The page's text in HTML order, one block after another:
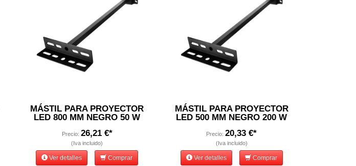
MÁSTIL PARA PROYECTOR
LED 800 MM NEGRO 50 W
Precio: 26,21 €*
(Iva incluido)
Ver detalles Comprar
MÁSTIL PARA PROYECTOR
LED 500 MM NEGRO 200 W
Precio:20,33 €*
(Iva incluido)
Ver detalles Comprar